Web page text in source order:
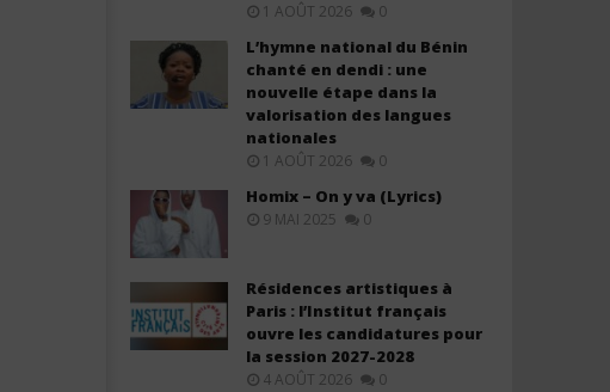
1 AOÛT 2026 0
L’hymne national du Bénin
chanté en dendi : une
nouvelle étape dans la
valorisation des langues
nationales
1 AOÛT 2026 0
Homix – On y va (Lyrics)
9 MAI 2025 0
Résidences artistiques à
Paris : l’Institut français
ouvre les candidatures pour
la session 2027-2028
4 AOÛT 2026 0